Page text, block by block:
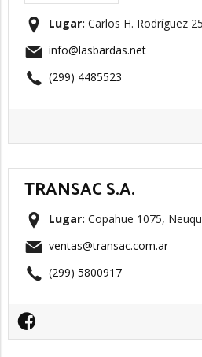
Lugar: Carlos H. Rodríguez
info@lasbardas.net
(299) 4485523
TRANSAC S.A.
Lugar: Copahue 1075,
ventas@transac.com.ar
(299) 5800917